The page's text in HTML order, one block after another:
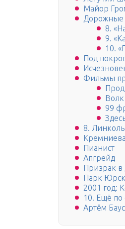
Майор
Дорожные
8.
9.
10.
Под
Фильмы
Волк
99
8.
Пианист
Апгрейд
Призрак в
Парк
2001 год:
10. Ещё по
Артём